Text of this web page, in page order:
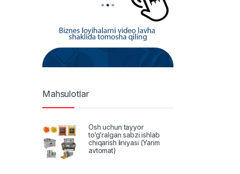
Mahsulotlar
Osh uchun tayyor
to‘g‘ralgan sabzi ishlab
chiqarish liniyasi (Yarim
avtomat)